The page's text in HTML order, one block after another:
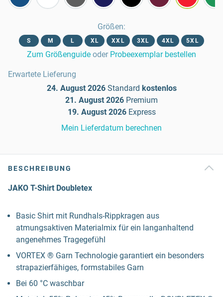
Größen:
S M L XL XXL 3XL 4XL 5XL
Zum Größenguide oder Probeexemplar bestellen
Erwartete Lieferung
24. August 2026 Standard kostenlos
21. August 2026 Premium
19. August 2026 Express
Mein Lieferdatum berechnen
BESCHREIBUNG
JAKO T-Shirt Doubletex
Basic Shirt mit Rundhals-Rippkragen aus
atmungsaktiven Materialmix für ein langanhaltend
angenehmes Tragegefühl
VORTEX ® Garn Technologie garantiert ein besonders
strapazierfähiges, formstabiles Garn
Bei 60 °C waschbar